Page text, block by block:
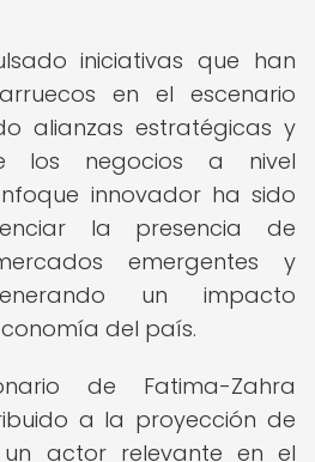
iniciativas que han
en el escenario
alianzas estratégicas y
los negocios a nivel
innovador ha sido
la presencia de
emergentes y
un impacto
del país.
de Fatima-Zahra
a la proyección de
actor relevante en el